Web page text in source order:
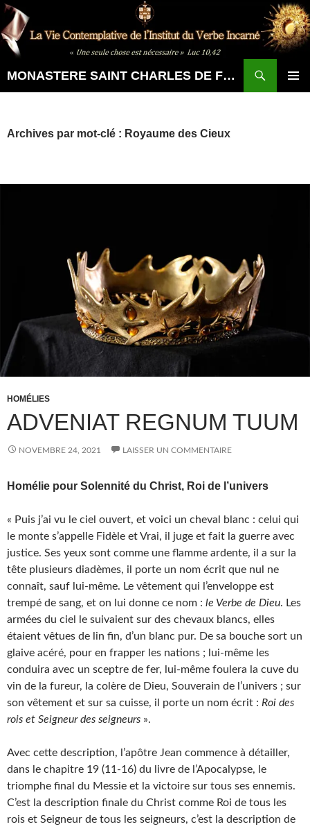
Aller
au
contenu
MONASTERE SAINT CHARLES DE FOUCAULD
Archives par mot-clé : Royaume des Cieux
HOMÉLIES
ADVENIAT REGNUM TUUM
NOVEMBRE 24, 2021 LAISSER UN COMMENTAIRE
Homélie pour Solennité du Christ, Roi de l’univers
« Puis j’ai vu le ciel ouvert, et voici un cheval blanc : celui qui
le monte s’appelle Fidèle et Vrai, il juge et fait la guerre avec
justice. Ses yeux sont comme une flamme ardente, il a sur la
tête plusieurs diadèmes, il porte un nom écrit que nul ne
connaît, sauf lui-même. Le vêtement qui l’enveloppe est
trempé de sang, et on lui donne ce nom : le Verbe de Dieu. Les
armées du ciel le suivaient sur des chevaux blancs, elles
étaient vêtues de lin fin, d’un blanc pur. De sa bouche sort un
glaive acéré, pour en frapper les nations ; lui-même les
conduira avec un sceptre de fer, lui-même foulera la cuve du
vin de la fureur, la colère de Dieu, Souverain de l’univers ; sur
son vêtement et sur sa cuisse, il porte un nom écrit : Roi des
rois et Seigneur des seigneurs ».
Avec cette description, l’apôtre Jean commence à détailler,
dans le chapitre 19 (11-16) du livre de l’Apocalypse, le
triomphe final du Messie et la victoire sur tous ses ennemis.
C’est la description finale du Christ comme Roi de tous les
rois et Seigneur de tous les seigneurs, c’est la description de